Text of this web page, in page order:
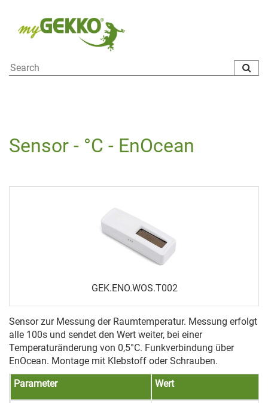
Sensor - °C - EnOcean
GEK.ENO.WOS.T002
Sensor zur Messung der Raumtemperatur. Messung erfolgt
alle 100s und sendet den Wert weiter, bei einer
Temperaturänderung von 0,5°C. Funkverbindung über
EnOcean. Montage mit Klebstoff oder Schrauben.
Parameter
Wert